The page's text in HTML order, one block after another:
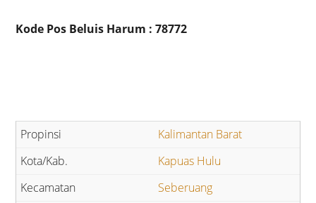
Kode Pos Beluis Harum : 78772
Kalimantan Barat
Kapuas Hulu
Seberuang